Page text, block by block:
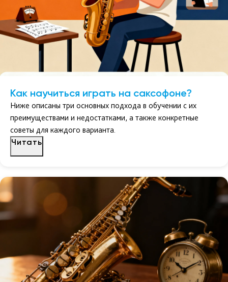
Как научиться играть на саксофоне?
Ниже описаны три основных подхода в обучении с их
преимуществами и недостатками, а также конкретные
советы для каждого варианта.
Читать